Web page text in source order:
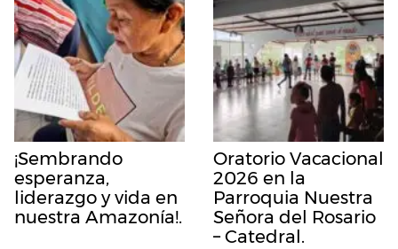
¡Sembrando
esperanza,
liderazgo y vida en
nuestra Amazonía!.
Oratorio Vacacional
2026 en la
Parroquia Nuestra
Señora del Rosario
– Catedral.